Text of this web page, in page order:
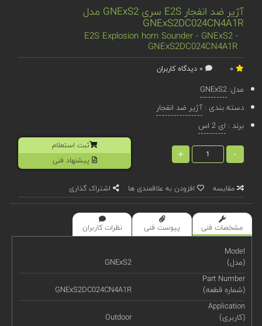
آژیر ضد انفجار E2S سری GNExS2 مدل
GNExS2DC024CN4A1R
E2S Explosion horn Sounder - GNExS2 -
GNExS2DC024CN4A1R
مدل:GNExS2
دسته بندی :آژیر ضد انفجار
برند : ای 2 اس
-
+
ثبت استعلام
پیشنهاد فنی
مقایسه افزودن به علاقمندی ها اشتراک گذاری
مشخصات فنی پیوست فنی نظرات کاربران
Model
(مدل)
GNExS2
Part Number
(شماره قطعه)
GNExS2DC024CN4A1R
Application
(کاربری)
Outdoor